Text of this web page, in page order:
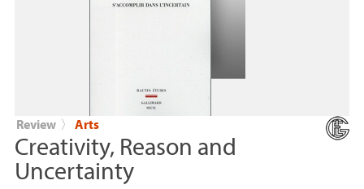
Review 〉 Arts
Creativity, Reason and
Uncertainty